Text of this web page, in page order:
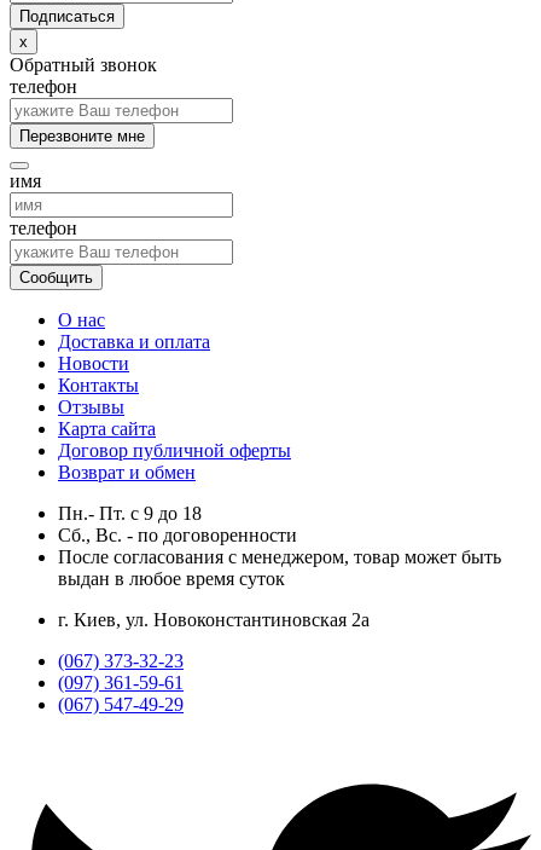
x
Обратный звонок
телефон
Перезвоните мне
имя
телефон
Сообщить
О нас
Доставка и оплата
Новости
Контакты
Отзывы
Карта сайта
Договор публичной оферты
Возврат и обмен
Пн.- Пт. с 9 до 18
Сб., Вс. - по договоренности
После согласования с менеджером, товар может быть
выдан в любое время суток
г. Киев, ул. Новоконстантиновская 2а
(067) 373-32-23
(097) 361-59-61
(067) 547-49-29